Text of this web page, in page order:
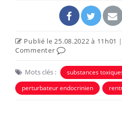
Publié le 25.08.2022 à 11h01
Commenter
Mots clés :
substances
perturbateur endocrinien